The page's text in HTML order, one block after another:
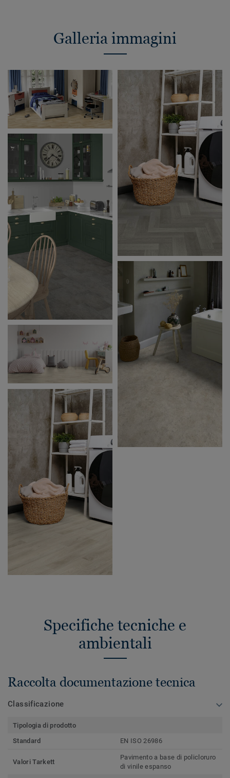
Galleria immagini
Specifiche tecniche e
ambientali
Raccolta documentazione tecnica
Classificazione
Tipologia di prodotto
Standard
EN ISO 26986
Valori Tarkett
Pavimento a base di policloruro
di vinile espanso